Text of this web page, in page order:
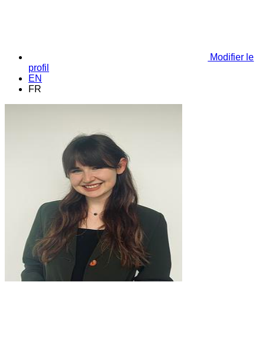
Modifier le
profil
EN
FR